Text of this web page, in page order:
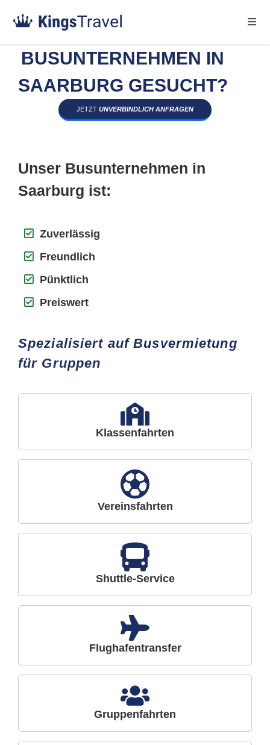
BUSUNTERNEHMEN IN
SAARBURG GESUCHT?
JETZT UNVERBINDLICH ANFRAGEN
Unser Busunternehmen in
Saarburg ist:
Zuverlässig
Freundlich
Pünktlich
Preiswert
Spezialisiert auf Busvermietung
für Gruppen
Klassenfahrten
Vereinsfahrten
Shuttle-Service
Flughafentransfer
Gruppenfahrten